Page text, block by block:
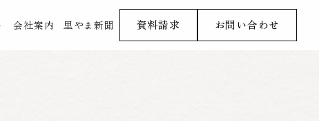
会社案内 里やま新聞 資料請求 お問い合わせ